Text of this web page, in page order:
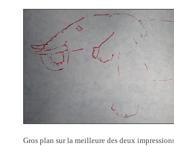
Gros plan sur la meilleure des deux